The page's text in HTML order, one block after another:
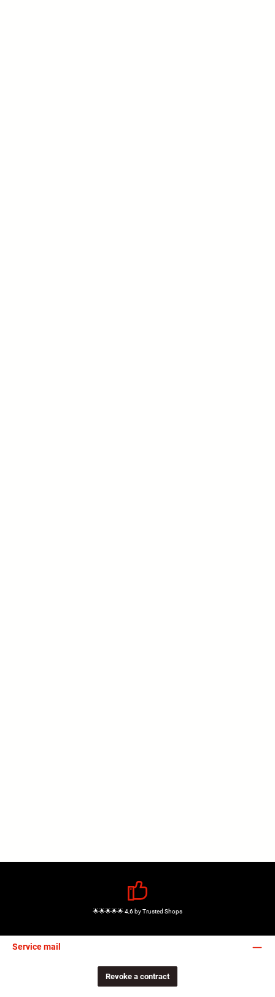
🌟🌟🌟🌟🌟 4,6 by Trusted Shops
Service mail
Revoke a contract